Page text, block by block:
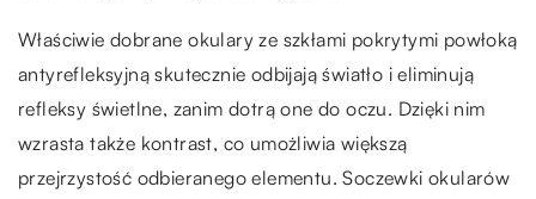
Właściwie dobrane okulary ze szkłami pokrytymi powłoką
antyrefleksyjną skutecznie odbijają światło i eliminują
refleksy świetlne, zanim dotrą one do oczu. Dzięki nim
wzrasta także kontrast, co umożliwia większą
przejrzystość odbieranego elementu. Soczewki okularów